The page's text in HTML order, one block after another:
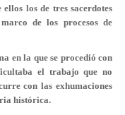
los de tres sacerdotes
de los procesos de
en la que se procedió con
el trabajo que no
con las exhumaciones
histórica.